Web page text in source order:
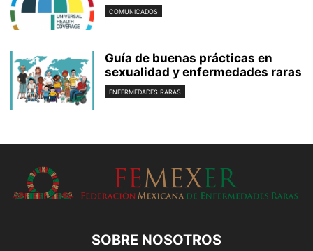
COMUNICADOS
Guía de buenas prácticas en
sexualidad y enfermedades raras
ENFERMEDADES RARAS
SOBRE NOSOTROS